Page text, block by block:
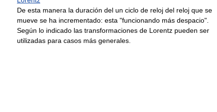
De esta manera la duración del un ciclo de reloj del reloj que se
mueve se ha incrementado: esta "funcionando más despacio".
Según lo indicado las transformaciones de Lorentz pueden ser
utilizadas para casos más generales.